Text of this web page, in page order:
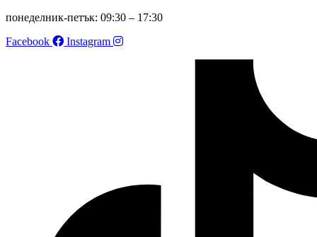
понеделник-петък: 09:30 – 17:30
Facebook
Instagram